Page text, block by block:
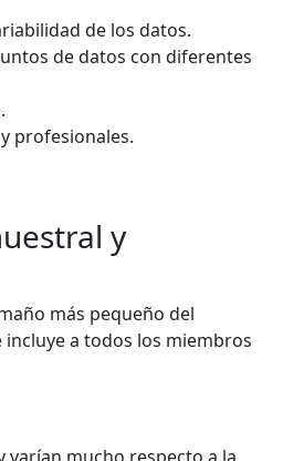
de los datos.
de datos con diferentes
profesionales.
y
más pequeño del
a todos los miembros
varían mucho respecto a la